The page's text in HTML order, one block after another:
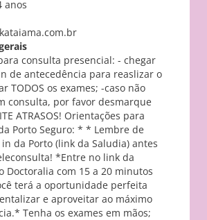
anos
consulta presencial: - chegar
de antecedência para reaslizar o
TODOS os exames; -caso não
consulta, por favor desmarque
ATRASOS! Orientações para
Porto Seguro: * * Lembre de
da Porto (link da Saludia) antes
*Entre no link da
Doctoralia com 15 a 20 minutos
terá a oportunidade perfeita
e aproveitar ao máximo
Tenha os exames em mãos;